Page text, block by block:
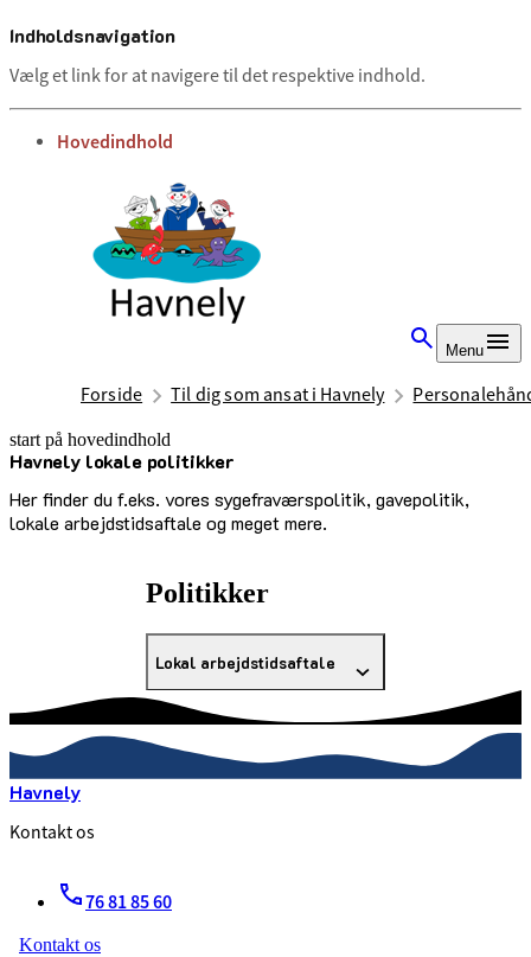
Indholdsnavigation
Vælg et link for at navigere til det respektive indhold.
gå til
Hovedindhold
Menu
Forside Til dig som ansat i Havnely
start på hovedindhold
Havnely lokale politikker
Her finder du f.eks. vores sygefraværspolitik, gavepolitik,
lokale arbejdstidsaftale og meget mere.
senest opdateret 10. juli 2025
Politikker
Lokal arbejdstidsaftale
Havnely
Kontakt os
76 81 85 60
Kontakt os